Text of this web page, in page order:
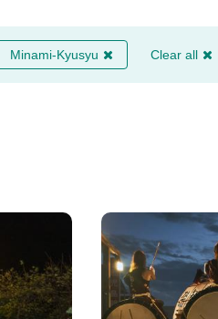
Minami-Kyusyu Clear all